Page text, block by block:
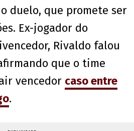
duelo, que promete ser
Ex-jogador do
Rivaldo falou
que o time
vencedor caso entre
.